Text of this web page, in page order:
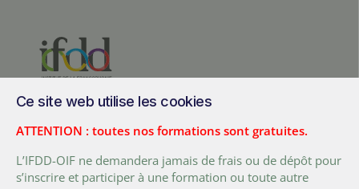
Canada
Tél. :+ (1) 418 692 5727
Fax :+ (1) 418 692 5644
Ce site web utilise les cookies
ATTENTION : toutes nos formations sont gratuites.
L’IFDD-OIF ne demandera jamais de frais ou de dépôt pour
s’inscrire et participer à une formation ou toute autre